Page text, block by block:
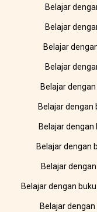
Belajar
Belajar
Belajar
Belajar
Belajar
Belajar dengan
Belajar
Belajar dengan
Belajar
Belajar dengan
Belajar